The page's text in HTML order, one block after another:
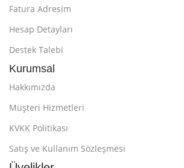
Fatura Adresim
Hesap Detayları
Destek Talebi
Kurumsal
Hakkımızda
Müşteri Hizmetleri
KVKK Politikası
Satış ve Kullanım Sözleşmesi